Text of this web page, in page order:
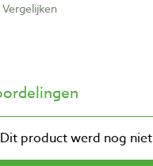
Vergelijken